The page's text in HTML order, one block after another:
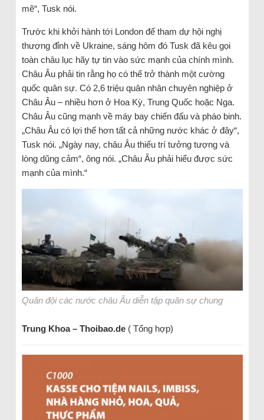
mẽ“, Tusk nói.
Trước khi khởi hành tới London để tham dự hội nghị
thượng đỉnh về Ukraine, sáng hôm đó Tusk đã kêu gọi
toàn châu lục hãy tự tin vào sức mạnh của chính mình.
Châu Âu phải tin rằng họ có thể trở thành một cường
quốc quân sự. Có 2,6 triệu quân nhân chuyên nghiệp ở
Châu Âu – nhiều hơn ở Hoa Kỳ, Trung Quốc hoặc Nga.
Châu Âu cũng mạnh về máy bay chiến đấu và pháo binh.
„Châu Âu có lợi thế hơn tất cả những nước khác ở đây“,
Tusk nói. „Ngày nay, châu Âu thiếu trí tưởng tượng và
lòng dũng cảm“, ông nói. „Châu Âu phải hiểu được sức
mạnh của mình.“
Quân đội các nước châu Âu diễn tập quân sự chung
Trung Khoa – Thoibao.de( Tổng hợp)